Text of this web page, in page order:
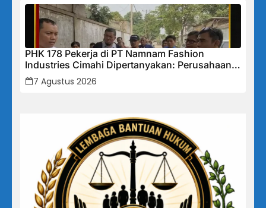
PHK 178 Pekerja di PT Namnam Fashion
Industries Cimahi Dipertanyakan: Perusahaan
Klaim Rugi, Laporan Keuangan Justru
Tunjukkan Penurunan Laba.
7 Agustus 2026